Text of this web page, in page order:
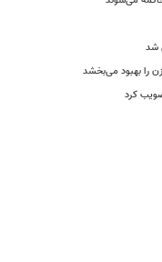
شد
را بهبود می‌بخشد
کرد